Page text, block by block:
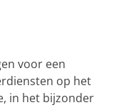
voor een
op het
in het bijzonder